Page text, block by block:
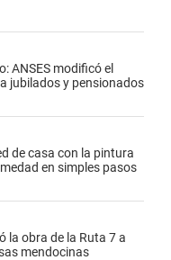
ANSES modificó el
jubilados y pensionados
de casa con la pintura
en simples pasos
la obra de la Ruta 7 a
mendocinas